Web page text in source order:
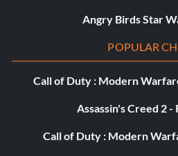
Angry Birds Star
POPULAR
Call of Duty : Modern
Assassin's Creed 2 -
Call of Duty : Modern